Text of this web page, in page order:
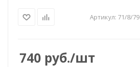
Артикул: 71/8/79
740 руб./шт